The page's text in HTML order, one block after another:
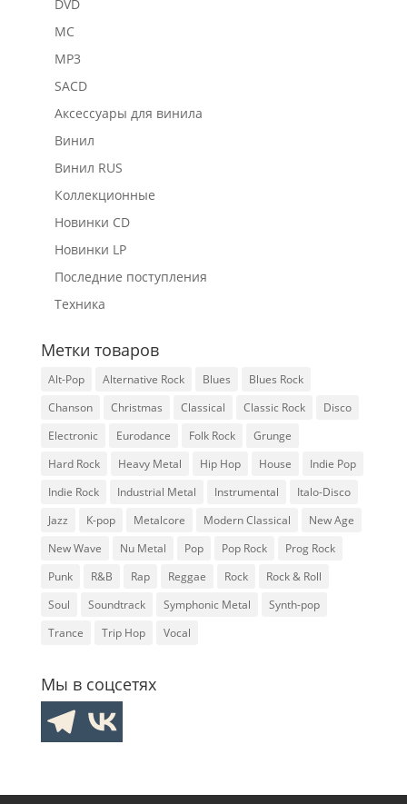
DVD
MC
MP3
SACD
Аксессуары для винила
Винил
Винил RUS
Коллекционные
Новинки CD
Новинки LP
Последние поступления
Техника
Метки товаров
Alt-Pop Alternative Rock Blues
Blues Rock
Chanson
Christmas Classical Classic Rock
Disco
Electronic
Eurodance Folk Rock
Grunge
Hard Rock
Heavy Metal Hip Hop House
Indie Pop
Indie Rock
Industrial Metal Instrumental
Italo-Disco
Jazz
K-pop Metalcore Modern Classical
New Age
New Wave
Nu Metal Pop Pop Rock
Prog Rock
Punk
R&B Rap Reggae Rock
Rock & Roll
Soul
Soundtrack Symphonic Metal
Synth-pop
Trance
Trip Hop Vocal
Мы в соцсетях